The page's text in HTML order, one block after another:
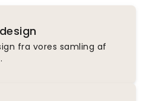
fra vores samling af